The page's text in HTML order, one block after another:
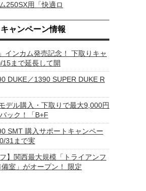
250SX用「快適ロ
キャンペーン情報
インカム発売記念！ 下取りキャ
15まで延長して開
DUKE／1390 SUPER DUKE R
デル購入・下取りで最大9,000円
ック！「B+F
SMT 購入サポートキャンペー
31まで実
フ】関西最大規模「トライアンフ
室」がオープン！ 限定